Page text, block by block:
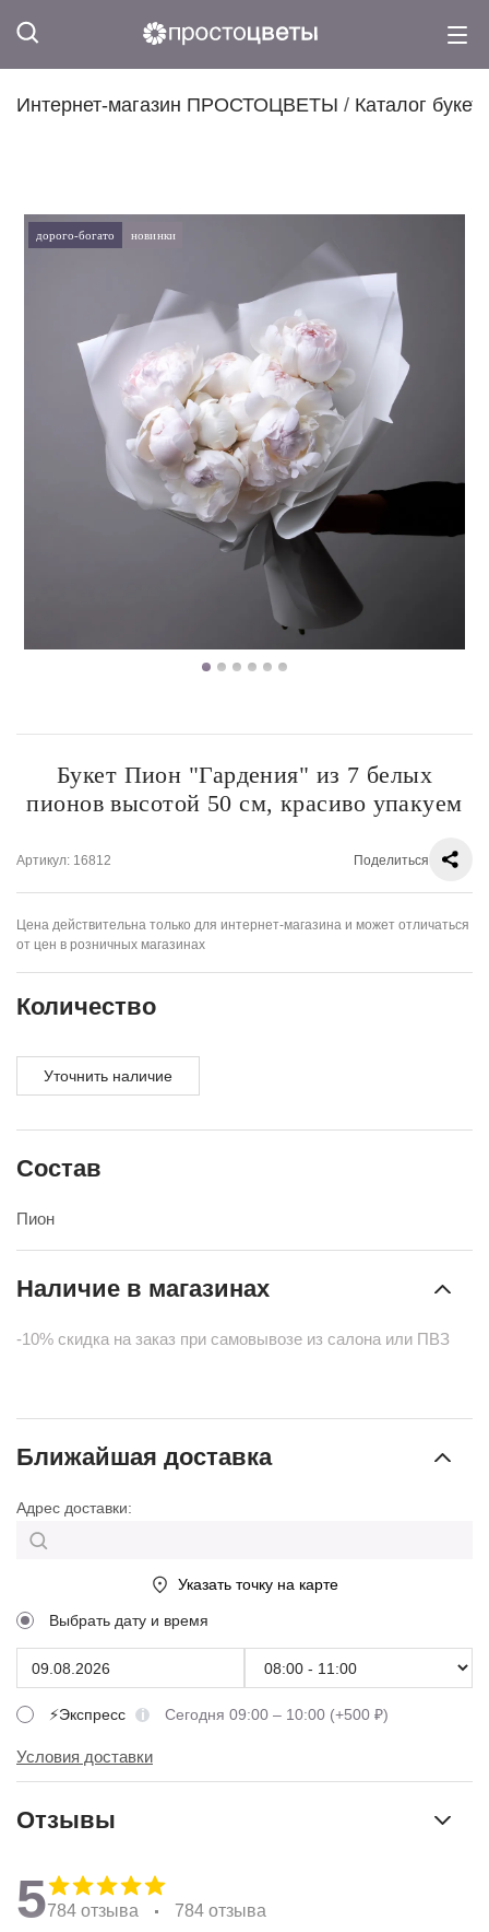
Интернет-магазин ПРОСТОЦВЕТЫ / Каталог
дорого-богато новинки
Букет Пион "Гардения" из 7 белых
пионов высотой 50 см, красиво упакуем
Артикул: 16812 Поделиться
Цена действительна только для интернет-магазина и может отличаться
от цен в розничных магазинах
Количество
Уточнить наличие
Состав
Пион
Наличие в магазинах
-10% скидка на заказ при самовывозе из салона или ПВЗ
Ближайшая доставка
Адрес доставки:
Указать точку на карте
Выбрать дату и время
⚡Экспресс Сегодня 09:00 – 10:00 (+500 ₽)
Условия доставки
Отзывы
5784 отзыва 784 отзыва